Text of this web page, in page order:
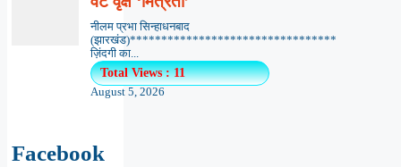
नीलम प्रभा सिन्हाधनबाद
(झारखंड)*********************************
ज़िंदगी का...
Total Views : 11
August 5, 2026
Facebook